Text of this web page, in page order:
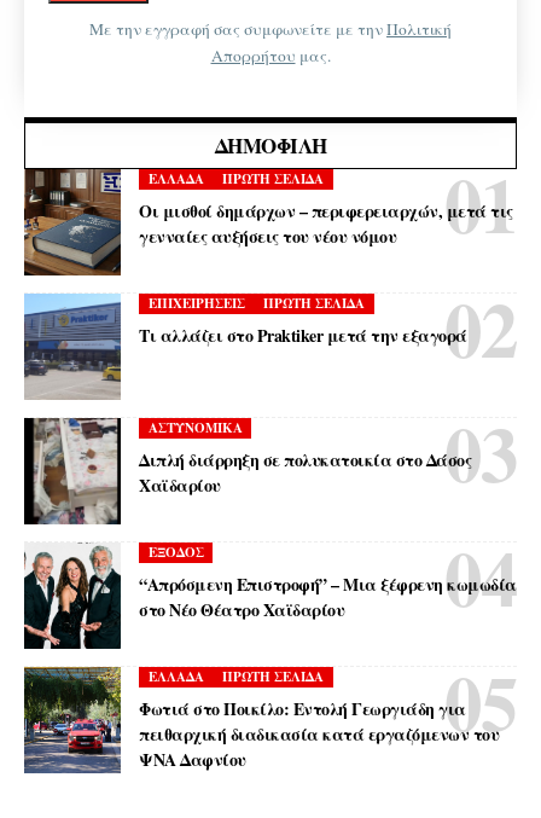
Με την εγγραφή σας συμφωνείτε με τηνΠολιτική
Απορρήτου μας.
ΔΗΜΟΦΙΛΉ
ΕΛΛΑΔΑ ΠΡΩΤΗ ΣΕΛΙΔΑ
Οι μισθοί δημάρχων – περιφερειαρχών, μετά τις
γενναίες αυξήσεις του νέου νόμου
ΕΠΙΧΕΙΡΗΣΕΙΣ ΠΡΩΤΗ ΣΕΛΙΔΑ
Τι αλλάζει στο Praktiker μετά την εξαγορά
ΑΣΤΥΝΟΜΙΚΑ
Διπλή διάρρηξη σε πολυκατοικία στο Δάσος
Χαϊδαρίου
ΕΞΟΔΟΣ
“Απρόσμενη Επιστροφή” – Μια ξέφρενη κωμωδία
στο Νέο Θέατρο Χαϊδαρίου
ΕΛΛΑΔΑ ΠΡΩΤΗ ΣΕΛΙΔΑ
Φωτιά στο Ποικίλο: Εντολή Γεωργιάδη για
πειθαρχική διαδικασία κατά εργαζόμενων του
ΨΝΑ Δαφνίου